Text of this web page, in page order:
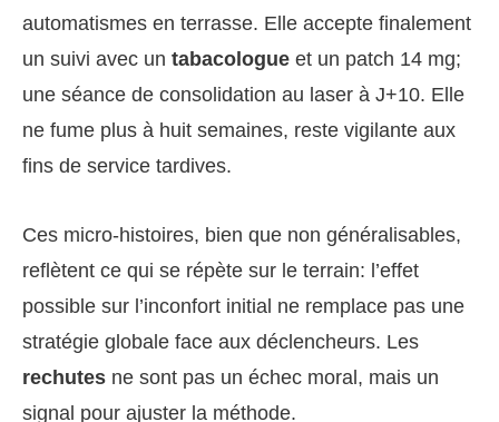
automatismes en terrasse. Elle accepte finalement
un suivi avec un tabacologue et un patch 14 mg;
une séance de consolidation au laser à J+10. Elle
ne fume plus à huit semaines, reste vigilante aux
fins de service tardives.
Ces micro-histoires, bien que non généralisables,
reflètent ce qui se répète sur le terrain: l’effet
possible sur l’inconfort initial ne remplace pas une
stratégie globale face aux déclencheurs. Les
rechutes ne sont pas un échec moral, mais un
signal pour ajuster la méthode.